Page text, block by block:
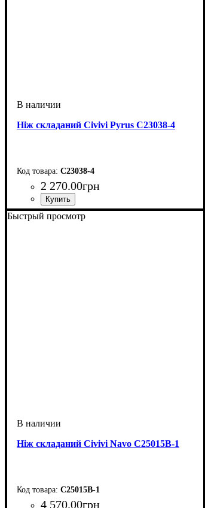
Ніж складаний Civivi Pyrus C23038-4
C23038-4
2 270.00грн
Быстрый просмотр
Ніж складаний Civivi Navo C25015B-1
C25015B-1
4 570.00грн